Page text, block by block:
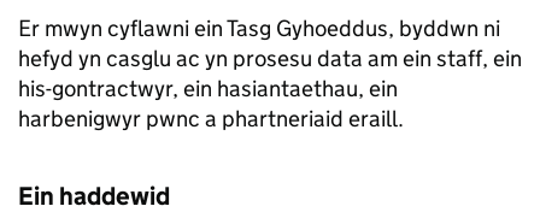
Er mwyn cyflawni ein Tasg Gyhoeddus, byddwn ni
hefyd yn casglu ac yn prosesu data am ein staff, ein
his-gontractwyr, ein hasiantaethau, ein
harbenigwyr pwnc a phartneriaid eraill.
Ein haddewid